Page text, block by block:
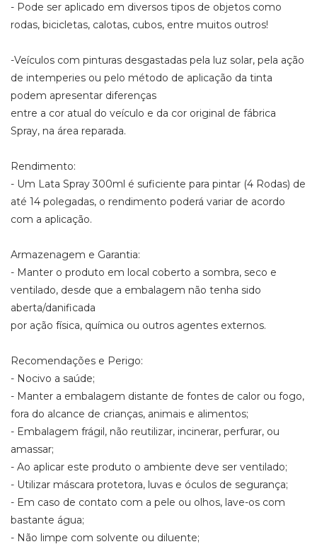
- Pode ser aplicado em diversos tipos de objetos como
rodas, bicicletas, calotas, cubos, entre muitos outros!
-Veículos com pinturas desgastadas pela luz solar, pela ação
de intemperies ou pelo método de aplicação da tinta
podem apresentar diferenças
entre a cor atual do veículo e da cor original de fábrica
Spray, na área reparada.
Rendimento:
- Um Lata Spray 300ml é suficiente para pintar (4 Rodas) de
até 14 polegadas, o rendimento poderá variar de acordo
com a aplicação.
Armazenagem e Garantia:
- Manter o produto em local coberto a sombra, seco e
ventilado, desde que a embalagem não tenha sido
aberta/danificada
por ação física, química ou outros agentes externos.
Recomendações e Perigo:
- Nocivo a saúde;
- Manter a embalagem distante de fontes de calor ou fogo,
fora do alcance de crianças, animais e alimentos;
- Embalagem frágil, não reutilizar, incinerar, perfurar, ou
amassar;
- Ao aplicar este produto o ambiente deve ser ventilado;
- Utilizar máscara protetora, luvas e óculos de segurança;
- Em caso de contato com a pele ou olhos, lave-os com
bastante água;
- Não limpe com solvente ou diluente;